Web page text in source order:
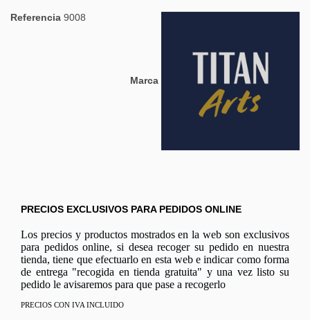
Marca
Referencia 9008
PRECIOS EXCLUSIVOS PARA PEDIDOS ONLINE
Los precios y productos mostrados en la web son exclusivos
para pedidos online, si desea recoger su pedido en nuestra
tienda, tiene que efectuarlo en esta web e indicar como forma
de entrega "recogida en tienda gratuita" y una vez listo su
pedido le avisaremos para que pase a recogerlo
PRECIOS CON IVA INCLUIDO